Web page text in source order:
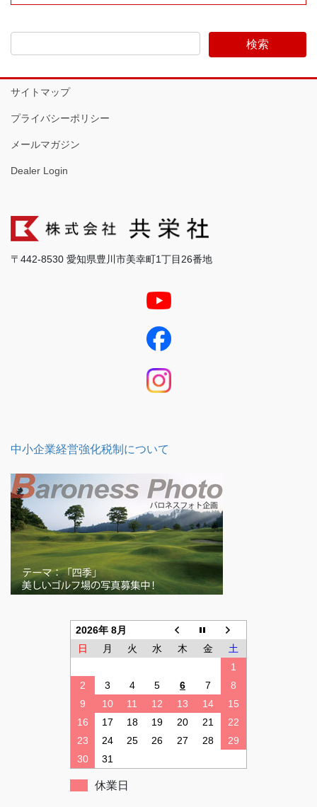
サイトマップ
プライバシーポリシー
メールマガジン
Dealer Login
〒442-8530 愛知県豊川市美幸町1丁目26番地
中小企業経営強化税制について
2026年 8月
日
月 火 水 木 金
土
1
2
3 4 5 6 7
8
9
10 11 12 13 14
15
16
17 18 19 20 21
22
23
24 25 26 27 28
29
30
31
休業日